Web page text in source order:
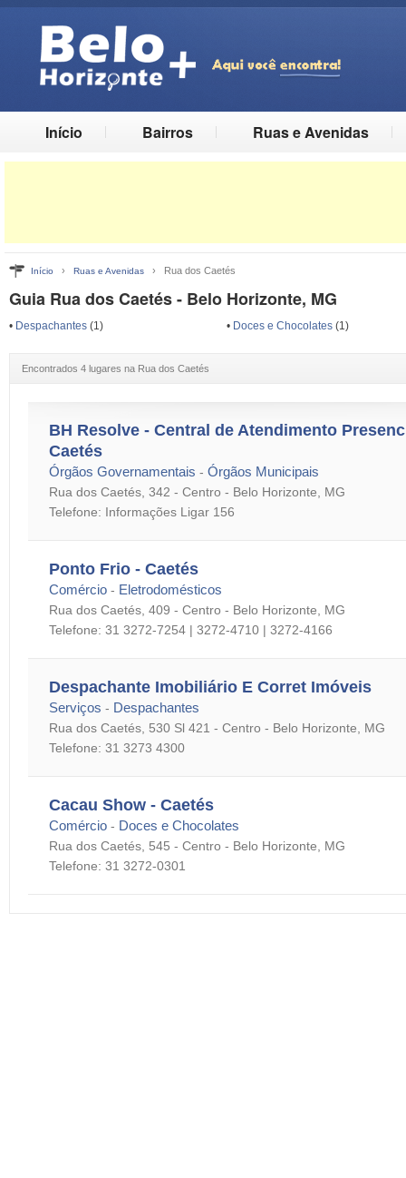
Início Bairros Ruas e Avenidas
Início › Ruas e Avenidas › Rua dos Caetés
Guia Rua dos Caetés - Belo Horizonte, MG
• Despachantes (1) • Doces e Chocolates(1)
Encontrados 4 lugares na Rua dos Caetés
BH Resolve - Central de Atendimento
Caetés
Órgãos Governamentais - Órgãos Municipais
Rua dos Caetés, 342 - Centro - Belo Horizonte, MG
Telefone: Informações Ligar 156
Ponto Frio - Caetés
Comércio - Eletrodomésticos
Rua dos Caetés, 409 - Centro - Belo Horizonte, MG
Telefone: 31 3272-7254 | 3272-4710 | 3272-4166
Despachante Imobiliário E Corret Imóveis
Serviços - Despachantes
Rua dos Caetés, 530 Sl 421 - Centro - Belo Horizonte, MG
Telefone: 31 3273 4300
Cacau Show - Caetés
Comércio - Doces e Chocolates
Rua dos Caetés, 545 - Centro - Belo Horizonte, MG
Telefone: 31 3272-0301